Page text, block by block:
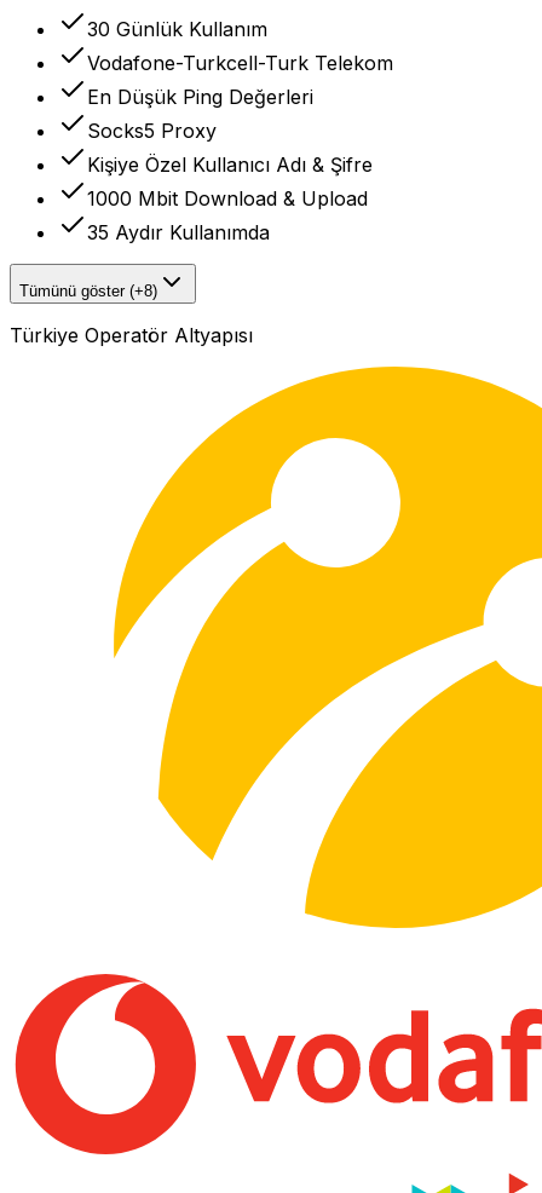
30 Günlük Kullanım
Vodafone-Turkcell-Turk Telekom
En Düşük Ping Değerleri
Socks5 Proxy
Kişiye Özel Kullanıcı Adı & Şifre
1000 Mbit Download & Upload
35 Aydır Kullanımda
Tümünü göster (+8)
Türkiye Operatör Altyapısı